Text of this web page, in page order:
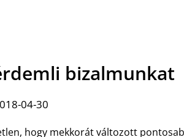
bizalmunkat
04-30
hogy mekkorát változott